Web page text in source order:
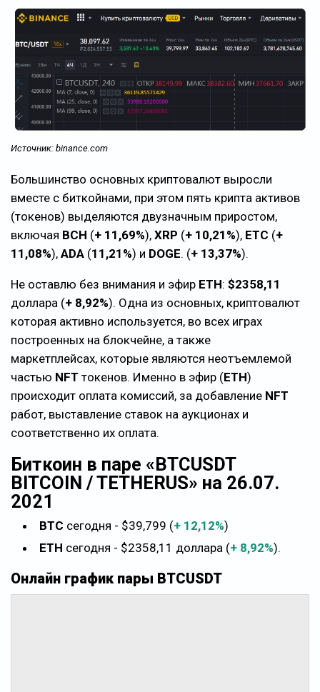
Источник: binance.com
Большинство основных криптовалют выросли
вместе с биткойнами, при этом пять крипта активов
(токенов) выделяются двузначным приростом,
включая BCH (+ 11,69%), XRP (+ 10,21%), ETC (+
11,08%), ADA (11,21%) и DOGE. (+ 13,37%).
Не оставлю без внимания и эфир ETH: $2358,11
доллара (+ 8,92%). Одна из основных, криптовалют
которая активно используется, во всех играх
построенных на блокчейне, а также
маркетплейсах, которые являются неотъемлемой
частью NFT токенов. Именно в эфир (ETH)
происходит оплата комиссий, за добавление NFT
работ, выставление ставок на аукционах и
соответственно их оплата.
Биткоин в паре «BTCUSDT
BITCOIN / TETHERUS» на 26.07.
2021
BTC сегодня - $39,799 (+ 12,12%)
ETH сегодня - $2358,11 доллара (+ 8,92%).
Онлайн график пары BTCUSDT